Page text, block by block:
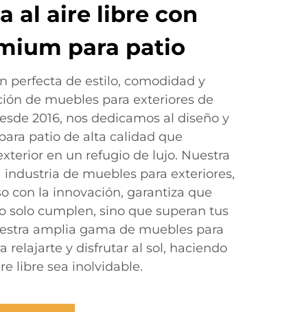
al aire libre con
para patio
perfecta de estilo, comodidad y
de muebles para exteriores de
2016, nos dedicamos al diseño y
patio de alta calidad que
en un refugio de lujo. Nuestra
de muebles para exteriores,
con la innovación, garantiza que
solo cumplen, sino que superan tus
amplia gama de muebles para
relajarte y disfrutar al sol, haciendo
libre sea inolvidable.